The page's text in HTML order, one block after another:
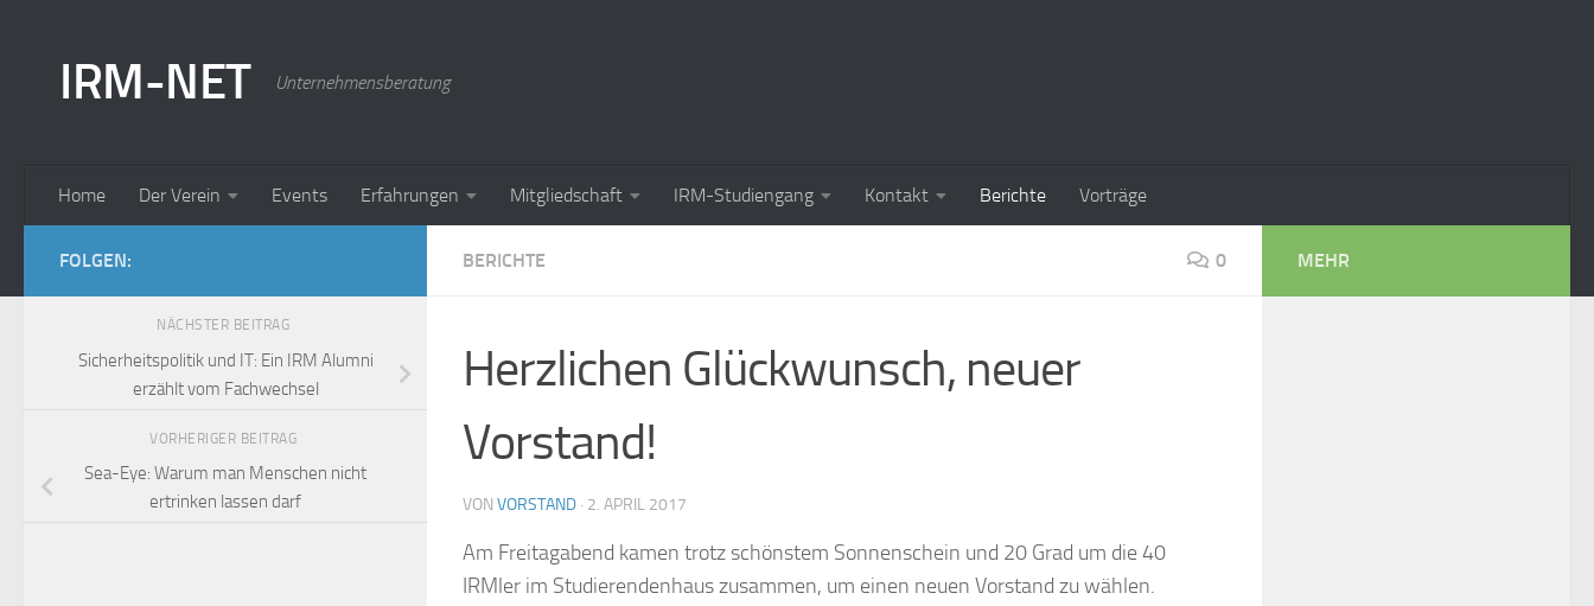
IRM-NET Unternehmensberatung
Home Der Verein Events Erfahrungen Mitgliedschaft IRM-Studiengang Kontakt Berichte Vorträge
BERICHTE 0
Herzlichen Glückwunsch, neuer
Vorstand!
VON VORSTAND · 2. APRIL 2017
Am Freitagabend kamen trotz schönstem Sonnenschein und 20 Grad um die 40
IRMler im Studierendenhaus zusammen, um einen neuen Vorstand zu wählen.
FOLGEN:
NÄCHSTER BEITRAG
Sicherheitspolitik und IT: Ein IRM Alumni
erzählt vom Fachwechsel
VORHERIGER BEITRAG
Sea-Eye: Warum man Menschen nicht
ertrinken lassen darf
MEHR